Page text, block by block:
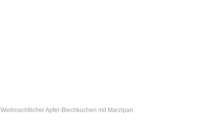
Weihnachtlicher Apfel-Blechkuchen mit Marzipan